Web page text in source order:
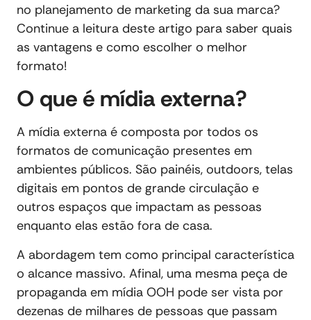
no planejamento de marketing da sua marca?
Continue a leitura deste artigo para saber quais
as vantagens e como escolher o melhor
formato!
O que é mídia externa?
A mídia externa é composta por todos os
formatos de comunicação presentes em
ambientes públicos. São painéis, outdoors, telas
digitais em pontos de grande circulação e
outros espaços que impactam as pessoas
enquanto elas estão fora de casa.
A abordagem tem como principal característica
o alcance massivo. Afinal, uma mesma peça de
propaganda em mídia OOH pode ser vista por
dezenas de milhares de pessoas que passam